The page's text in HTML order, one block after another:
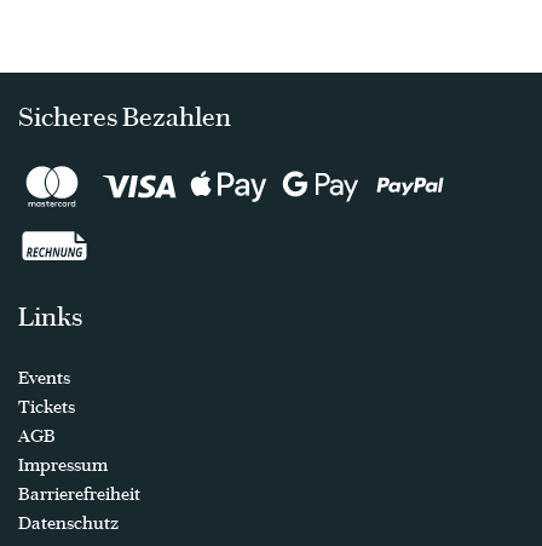
Sicheres Bezahlen
Links
Events
Tickets
AGB
Impressum
Barrierefreiheit
Datenschutz